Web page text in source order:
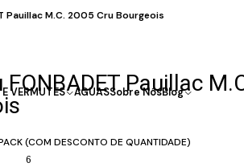
VERMUTES AGUASSobre NósBlog
Pauillac M.C. 2005 Cru Bourgeois
FONBADET Pauillac
(COM DESCONTO DE QUANTIDADE)
6